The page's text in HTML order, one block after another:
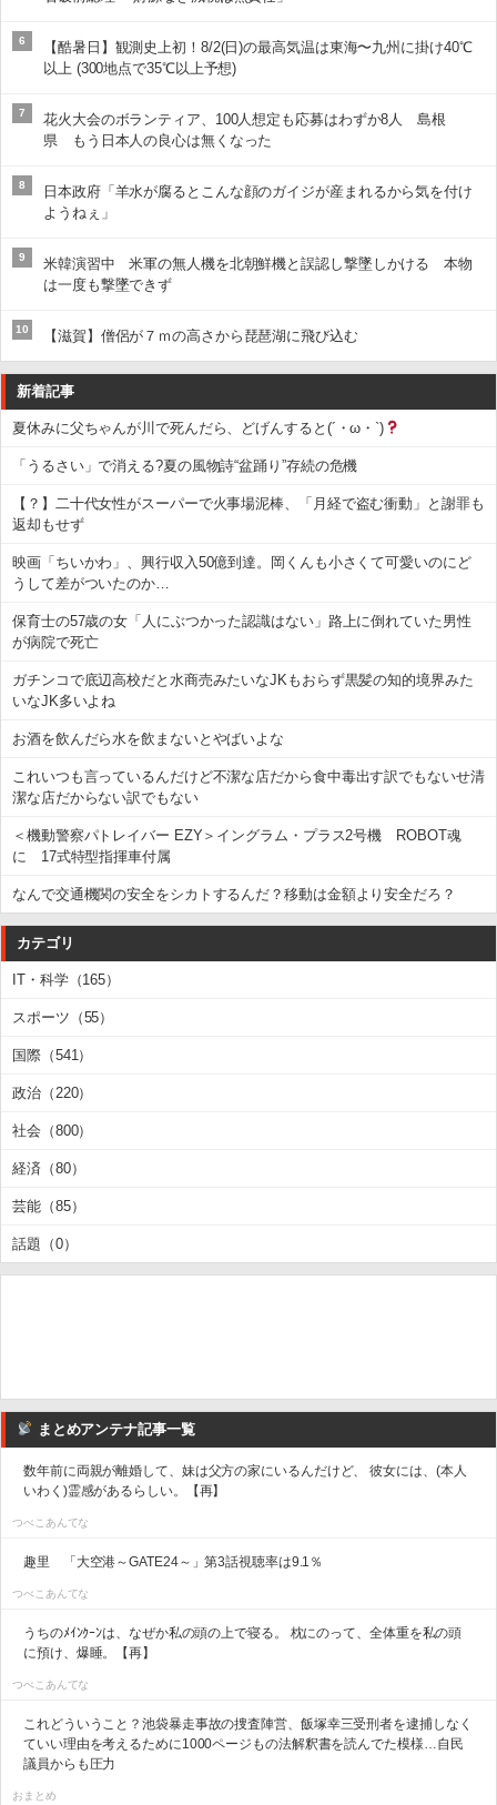
6
【酷暑日】観測史上初！8/2(日)の最高気温は東海〜九州に掛け40℃
以上 (300地点で35℃以上予想)
7
花火大会のボランティア、100人想定も応募はわずか8人 島根
県 もう日本人の良心は無くなった
8
日本政府「羊水が腐るとこんな顔のガイジが産まれるから気を付け
ようねぇ」
9
米韓演習中 米軍の無人機を北朝鮮機と誤認し撃墜しかける 本物
は一度も撃墜できず
10 【滋賀】僧侶が７ｍの高さから琵琶湖に飛び込む
新着記事
夏休みに父ちゃんが川で死んだら、どげんすると(´・ω・`)
「うるさい」で消える?夏の風物詩“盆踊り”存続の危機
【？】二十代女性がスーパーで火事場泥棒、「月経で盗む衝動」と謝罪も
返却もせず
映画「ちいかわ」、興行収入50億到達。岡くんも小さくて可愛いのにど
うして差がついたのか…
保育士の57歳の女「人にぶつかった認識はない」路上に倒れていた男性
が病院で死亡
ガチンコで底辺高校だと水商売みたいなJKもおらず黒髪の知的境界みた
いなJK多いよね
お酒を飲んだら水を飲まないとやばいよな
これいつも言っているんだけど不潔な店だから食中毒出す訳でもないせ清
潔な店だからない訳でもない
＜機動警察パトレイバー EZY＞イングラム・プラス2号機 ROBOT魂
に 17式特型指揮車付属
なんで交通機関の安全をシカトするんだ？移動は金額より安全だろ？
カテゴリ
IT・科学（165）
スポーツ（55）
国際（541）
政治（220）
社会（800）
経済（80）
芸能（85）
話題（0）
まとめアンテナ記事一覧
数年前に両親が離婚して、妹は父方の家にいるんだけど、 彼女には、(本人
いわく)霊感があるらしい。【再】
つべこあんてな
趣里 「大空港～GATE24～」第3話視聴率は9.1％
つべこあんてな
うちのﾒｲﾝｸｰﾝは、なぜか私の頭の上で寝る。 枕にのって、全体重を私の頭
に預け、爆睡。【再】
つべこあんてな
これどういうこと？池袋暴走事故の捜査陣営、飯塚幸三受刑者を逮捕しなく
ていい理由を考えるために1000ページもの法解釈書を読んでた模様…自民
議員からも圧力
おまとめ